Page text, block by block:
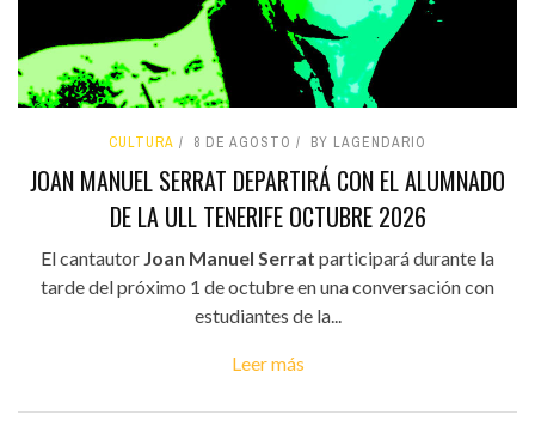
CULTURA 8 DE AGOSTO BY LAGENDARIO
JOAN MANUEL SERRAT DEPARTIRÁ CON EL ALUMNADO
DE LA ULL TENERIFE OCTUBRE 2026
El cantautor Joan Manuel Serrat participará durante la
tarde del próximo 1 de octubre en una conversación con
estudiantes de la...
Leer más